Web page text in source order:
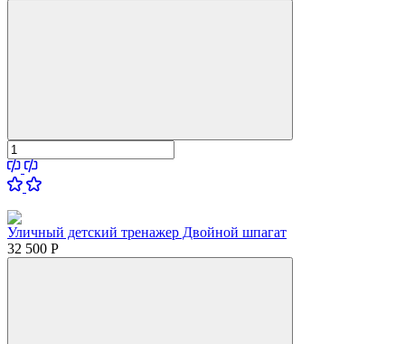
Уличный детский тренажер Двойной шпагат
32 500 Р